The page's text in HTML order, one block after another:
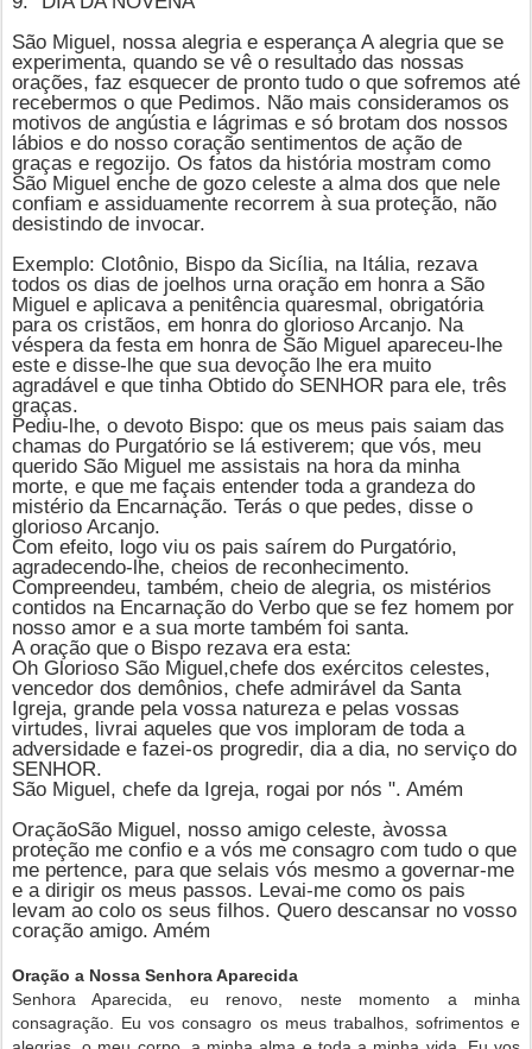
São Miguel, nossa alegria e esperança A alegria que se
experimenta, quando se vê o resultado das nossas
orações, faz esquecer de pronto tudo o que sofremos até
recebermos o que Pedimos. Não mais consideramos os
motivos de angústia e lágrimas e só brotam dos nossos
lábios e do nosso coração sentimentos de ação de
graças e regozijo. Os fatos da história mostram como
São Miguel enche de gozo celeste a alma dos que nele
confiam e assiduamente recorrem à sua proteção, não
desistindo de invocar.
Exemplo: Clotônio, Bispo da Sicília, na Itália, rezava
todos os dias de joelhos urna oração em honra a São
Miguel e aplicava a penitência quaresmal, obrigatória
para os cristãos, em honra do glorioso Arcanjo. Na
véspera da festa em honra de São Miguel apareceu-lhe
este e disse-lhe que sua devoção lhe era muito
agradável e que tinha Obtido do SENHOR para ele, três
graças.
Pediu-lhe, o devoto Bispo: que os meus pais saiam das
chamas do Purgatório se lá estiverem; que vós, meu
querido São Miguel me assistais na hora da minha
morte, e que me façais entender toda a grandeza do
mistério da Encarnação. Terás o que pedes, disse o
glorioso Arcanjo.
Com efeito, logo viu os pais saírem do Purgatório,
agradecendo-lhe, cheios de reconhecimento.
Compreendeu, também, cheio de alegria, os mistérios
contidos na Encarnação do Verbo que se fez homem por
nosso amor e a sua morte também foi santa.
A oração que o Bispo rezava era esta:
Oh Glorioso São Miguel,chefe dos exércitos celestes,
vencedor dos demônios, chefe admirável da Santa
Igreja, grande pela vossa natureza e pelas vossas
virtudes, livrai aqueles que vos imploram de toda a
adversidade e fazei-os progredir, dia a dia, no serviço do
SENHOR.
São Miguel, chefe da Igreja, rogai por nós ". Amém
OraçãoSão Miguel, nosso amigo celeste, àvossa
proteção me confio e a vós me consagro com tudo o que
me pertence, para que selais vós mesmo a governar-me
e a dirigir os meus passos. Levai-me como os pais
levam ao colo os seus filhos. Quero descansar no vosso
coração amigo. Amém
Oração a Nossa Senhora Aparecida
Senhora Aparecida, eu renovo, neste momento a minha
consagração. Eu vos consagro os meus trabalhos, sofrimentos e